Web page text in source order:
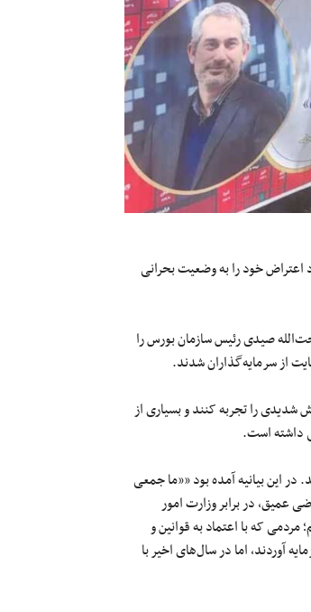
۱۴۰۴ با تجمع مقابل وزارت اقتصاد اعتراض خود را به وضعیت بحرانی
صیدی رئیس سازمان بورس را
از سرمایه‌گذاران شدند.
شدیدی را تجربه کنند و بسیاری از
داشته است.
در این بیانیه آمده بود ««ما جمعی
عمیق، در برابر وزارت امور
که با اعتماد به قوانین و
آوردند، اما در سال‌های اخیر با